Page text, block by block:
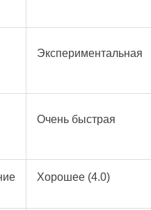
Экспериментальная
Очень быстрая
Хорошее (4.0)